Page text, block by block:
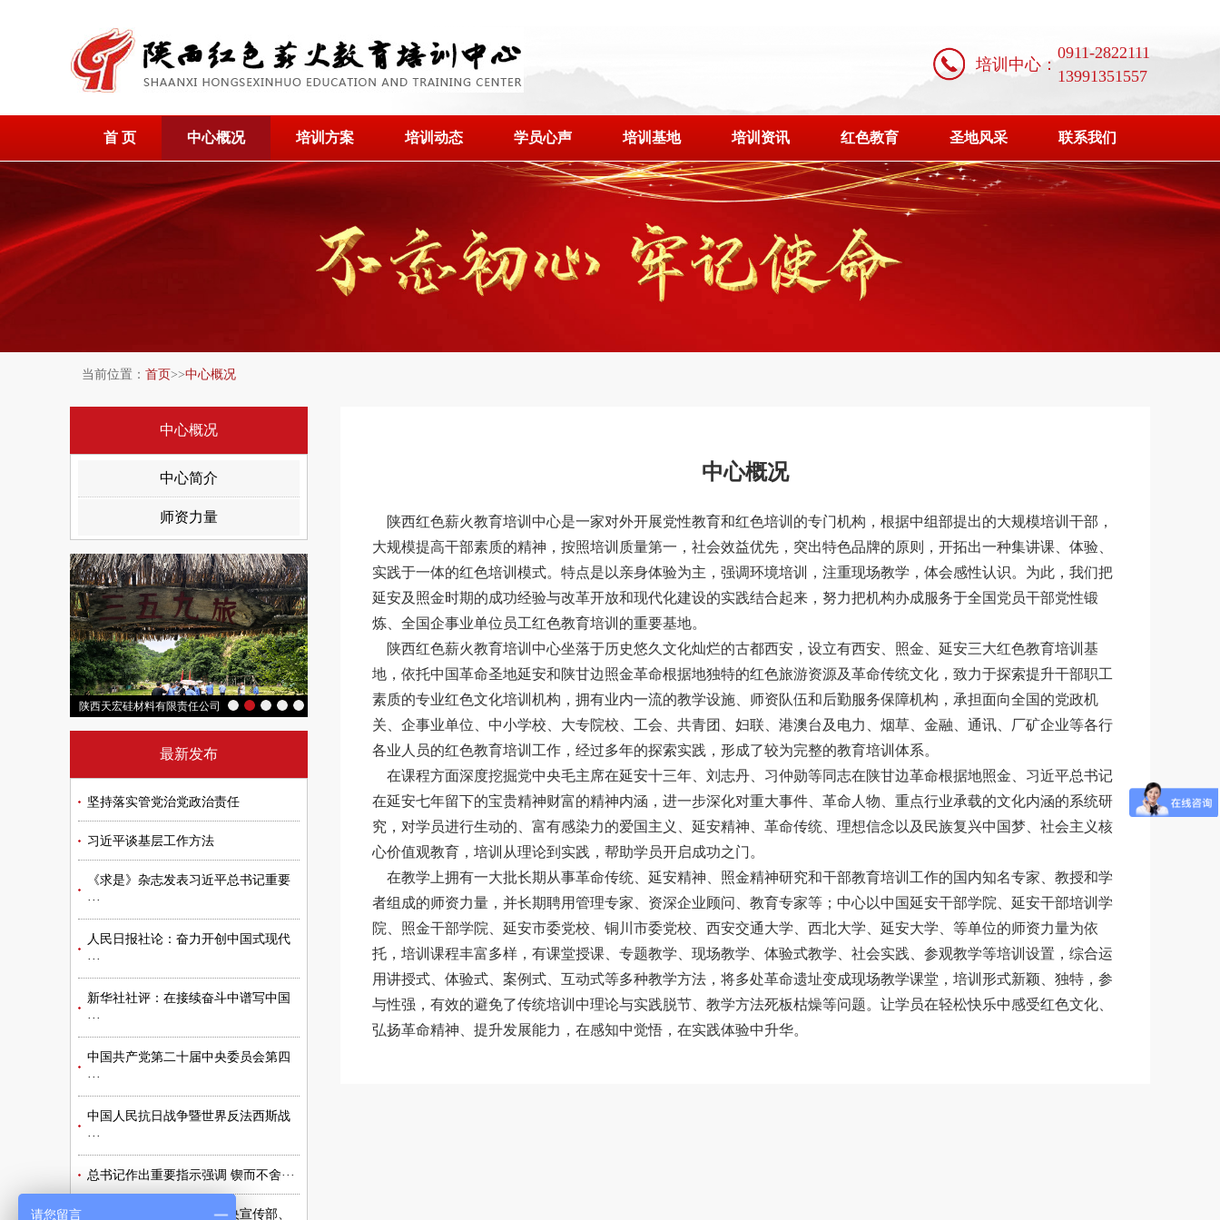
培训中心：
0911-2822111
13991351557
首 页 中心概况 培训方案 培训动态 学员心声 培训基地 培训资讯 红色教育 圣地风采 联系我们
当前位置：首页>>中心概况
中心概况
中心简介
师资力量
色光电科技有限公司南泥湾精神学习培训
陕西天宏硅材料有限责任公司七一党日主题活动 "雄关漫道真如铁，而今迈步从头越"2026重走长征路徒步实践活动（第二期秦直道16公里）
最新发布
坚持落实管党治党政治责任
习近平谈基层工作方法
《求是》杂志发表习近平总书记重要
···
人民日报社论：奋力开创中国式现代
···
新华社社评：在接续奋斗中谱写中国
···
中国共产党第二十届中央委员会第四
···
中国人民抗日战争暨世界反法西斯战
···
总书记作出重要指示强调 锲而不舍···
中共中央办公厅转发《中央宣传部、
中心概况
陕西红色薪火教育培训中心是一家对外开展党性教育和红色培训的专门机构，根据中组部提出的大规模培训干部，
大规模提高干部素质的精神，按照培训质量第一，社会效益优先，突出特色品牌的原则，开拓出一种集讲课、体验、
实践于一体的红色培训模式。特点是以亲身体验为主，强调环境培训，注重现场教学，体会感性认识。为此，我们把
延安及照金时期的成功经验与改革开放和现代化建设的实践结合起来，努力把机构办成服务于全国党员干部党性锻
炼、全国企事业单位员工红色教育培训的重要基地。
陕西红色薪火教育培训中心坐落于历史悠久文化灿烂的古都西安，设立有西安、照金、延安三大红色教育培训基
地，依托中国革命圣地延安和陕甘边照金革命根据地独特的红色旅游资源及革命传统文化，致力于探索提升干部职工
素质的专业红色文化培训机构，拥有业内一流的教学设施、师资队伍和后勤服务保障机构，承担面向全国的党政机
关、企事业单位、中小学校、大专院校、工会、共青团、妇联、港澳台及电力、烟草、金融、通讯、厂矿企业等各行
各业人员的红色教育培训工作，经过多年的探索实践，形成了较为完整的教育培训体系。
在课程方面深度挖掘党中央毛主席在延安十三年、刘志丹、习仲勋等同志在陕甘边革命根据地照金、习近平总书记
在延安七年留下的宝贵精神财富的精神内涵，进一步深化对重大事件、革命人物、重点行业承载的文化内涵的系统研
究，对学员进行生动的、富有感染力的爱国主义、延安精神、革命传统、理想信念以及民族复兴中国梦、社会主义核
心价值观教育，培训从理论到实践，帮助学员开启成功之门。
在教学上拥有一大批长期从事革命传统、延安精神、照金精神研究和干部教育培训工作的国内知名专家、教授和学
者组成的师资力量，并长期聘用管理专家、资深企业顾问、教育专家等；中心以中国延安干部学院、延安干部培训学
院、照金干部学院、延安市委党校、铜川市委党校、西安交通大学、西北大学、延安大学、等单位的师资力量为依
托，培训课程丰富多样，有课堂授课、专题教学、现场教学、体验式教学、社会实践、参观教学等培训设置，综合运
用讲授式、体验式、案例式、互动式等多种教学方法，将多处革命遗址变成现场教学课堂，培训形式新颖、独特，参
与性强，有效的避免了传统培训中理论与实践脱节、教学方法死板枯燥等问题。让学员在轻松快乐中感受红色文化、
弘扬革命精神、提升发展能力，在感知中觉悟，在实践体验中升华。
请您留言